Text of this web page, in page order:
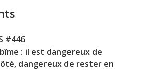
#446
: il est dangereux de
dangereux de rester en